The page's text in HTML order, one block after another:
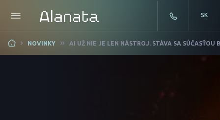
SK
NOVINKY AI UŽ NIE JE LEN NÁSTROJ. STÁVA SA SÚČASŤOU